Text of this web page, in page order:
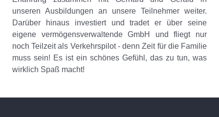
unseren Ausbildungen an unsere Teilnehmer weiter.
Darüber hinaus investiert und tradet er über seine
eigene vermögensverwaltende GmbH und fliegt nur
noch Teilzeit als Verkehrspilot - denn Zeit für die Familie
muss sein! Es ist ein schönes Gefühl, das zu tun, was
wirklich Spaß macht!